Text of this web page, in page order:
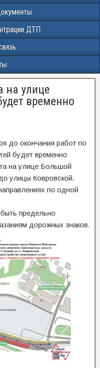
ДТП
на улице
временно
до окончания работ по
будет временно
на улице Большой
улицы Ковровской.
по одной
предельно
дорожных знаков.